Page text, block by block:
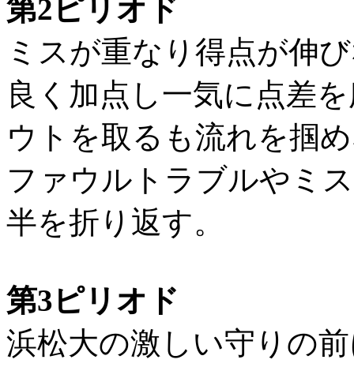
第2ピリオド
ミスが重なり得点が伸
良く加点し一気に点差
ウトを取るも流れを掴
ファウルトラブルやミ
半を折り返す。
第3ピリオド
浜松大の激しい守りの